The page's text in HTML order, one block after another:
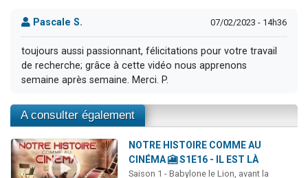
Pascale S. 07/02/2023 - 14h36
toujours aussi passionnant, félicitations pour votre travail
de recherche; grâce à cette vidéo nous apprenons
semaine après semaine. Merci. P.
A consulter également
NOTRE HISTOIRE COMME AU
CINÉMA 🎦 S1E16 - IL EST LÀ
Saison 1 - Babylone le Lion, avant la